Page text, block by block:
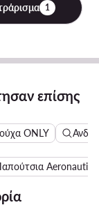
1
επίσης
ONLY